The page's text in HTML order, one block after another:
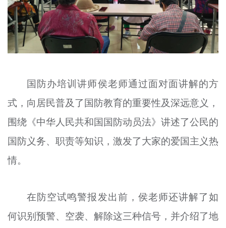
国防办培训讲师侯老师通过面对面讲解的方
式，向居民普及了国防教育的重要性及深远意义，
围绕《中华人民共和国国防动员法》讲述了公民的
国防义务、职责等知识，激发了大家的爱国主义热
情。
在防空试鸣警报发出前，侯老师还讲解了如
何识别预警、空袭、解除这三种信号，并介绍了地